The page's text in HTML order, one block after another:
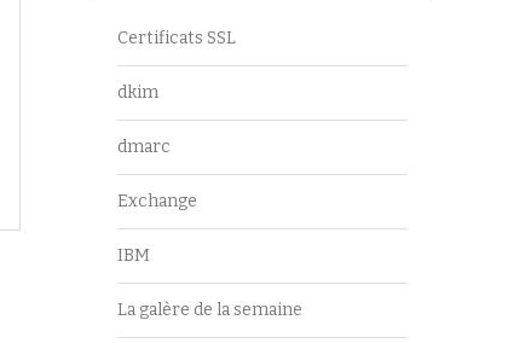
Certificats SSL
dkim
dmarc
Exchange
IBM
La galère de la semaine